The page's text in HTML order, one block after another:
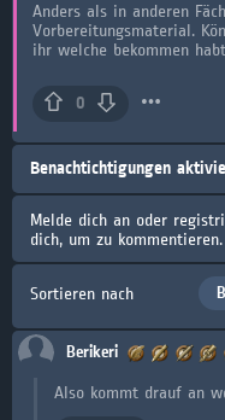
Anders als in anderen
Vorbereitungsmaterial.
ihr welche bekommen
0
Benachtichtigungen
Melde dich an oder
dich, um zu kommentieren.
Sortieren nach
Berikeri
Also kommt drauf an